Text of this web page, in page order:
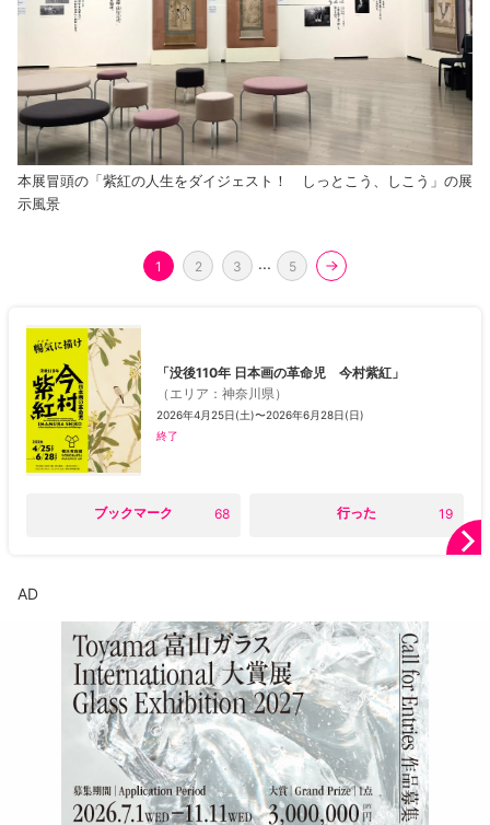
本展冒頭の「紫紅の人生をダイジェスト！ しっとこう、しこう」の展
示風景
1 2 3 ... 5
「没後110年 日本画の革命児 今村紫紅」
（ エリア ：神奈川県 ）
2026年4月25日(土)〜2026年6月28日(日)
終了
ブックマーク 68 行った 19
AD